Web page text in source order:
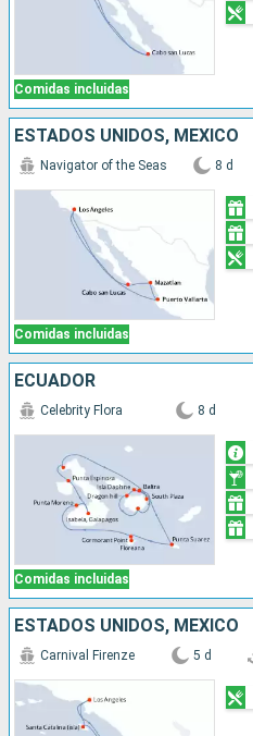
Comidas incluidas
ESTADOS UNIDOS, MÉXICO
Comidas incluidas
Navigator of the Seas 8 d
ECUADOR
Comidas incluidas
Celebrity Flora 8 d
ESTADOS UNIDOS, MÉXICO
Carnival Firenze 5 d